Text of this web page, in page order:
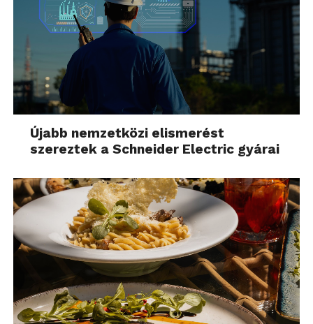
Újabb nemzetközi elismerést
szereztek a Schneider Electric gyárai